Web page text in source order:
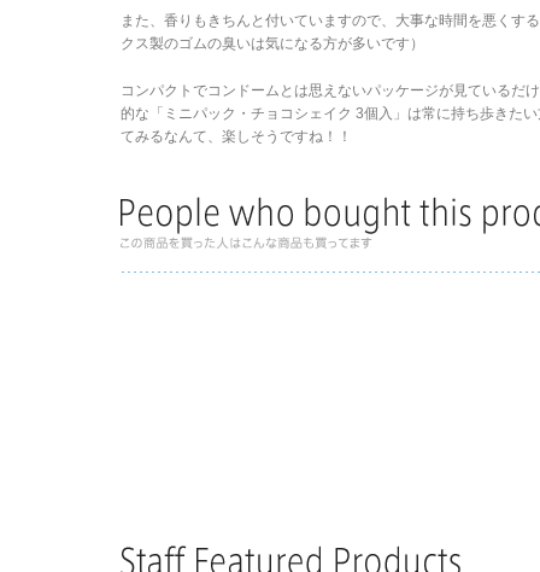
また、香りもきちんと付いていますので、大事な時間を悪くす
クス製のゴムの臭いは気になる方が多いです）
コンパクトでコンドームとは思えないパッケージが見ているだ
的な「ミニパック・チョコシェイク 3個入」は常に持ち歩きた
てみるなんて、楽しそうですね！！